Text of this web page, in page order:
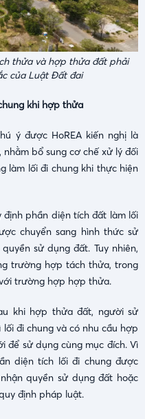
thửa và hợp thửa đất phải
của Luật Đất đai
khi hợp thửa
ý được HoREA kiến nghị là
bổ sung cơ chế xử lý đối
làm lối đi chung khi thực hiện
phần diện tích đất làm lối
chuyển sang hình thức sử
sử dụng đất. Tuy nhiên,
trường hợp tách thửa, trong
trường hợp hợp thửa.
khi hợp thửa đất, người sử
đi chung và có nhu cầu hợp
để sử dụng cùng mục đích. Vì
diện tích lối đi chung được
quyền sử dụng đất hoặc
định pháp luật.